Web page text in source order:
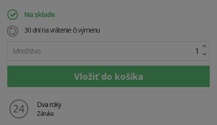
Na sklade
30 dní na vrátenie či výmenu
Množstvo:
Dva roky
Záruka